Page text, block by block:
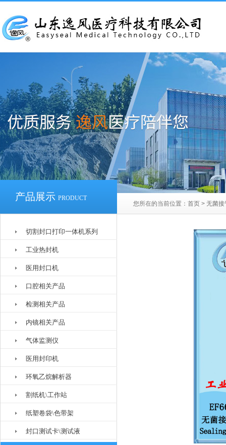
产品展示 PRODUCT
您所在的当前位置： 首页 > 无菌接
切割封口打印一体机系列
工业热封机
医用封口机
口腔相关产品
检测相关产品
内镜相关产品
气体监测仪
医用封印机
环氧乙烷解析器
割纸机\工作站
纸塑卷袋\色带架
封口测试卡\测试液